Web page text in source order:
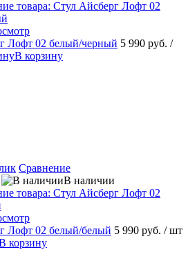
Лофт 02 белый/черный 5 990 руб. /
В корзину
Сравнение
В наличии
Лофт 02 белый/белый 5 990 руб. / шт
корзину